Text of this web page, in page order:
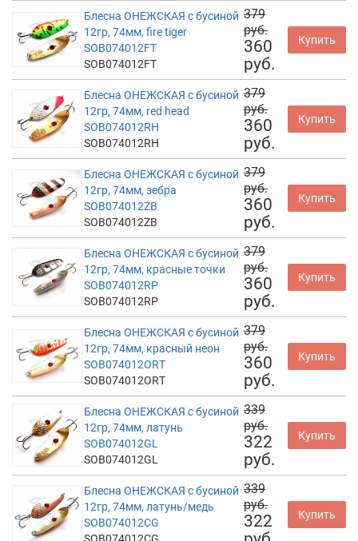
Блесна ОНЕЖСКАЯ с бусиной
12гр, 74мм, fire tiger
SOB074012FT
SOB074012FT
379
руб.
360
руб.
Купить
Блесна ОНЕЖСКАЯ с бусиной
12гр, 74мм, red head
SOB074012RH
SOB074012RH
379
руб.
360
руб.
Купить
Блесна ОНЕЖСКАЯ с бусиной
12гр, 74мм, зебра
SOB074012ZB
SOB074012ZB
379
руб.
360
руб.
Купить
Блесна ОНЕЖСКАЯ с бусиной
12гр, 74мм, красные точки
SOB074012RP
SOB074012RP
379
руб.
360
руб.
Купить
Блесна ОНЕЖСКАЯ с бусиной
12гр, 74мм, красный неон
SOB074012ORT
SOB074012ORT
379
руб.
360
руб.
Купить
Блесна ОНЕЖСКАЯ с бусиной
12гр, 74мм, латунь
SOB074012GL
SOB074012GL
339
руб.
322
руб.
Купить
Блесна ОНЕЖСКАЯ с бусиной
12гр, 74мм, латунь/медь
SOB074012CG
SOB074012CG
339
руб.
322
Купить